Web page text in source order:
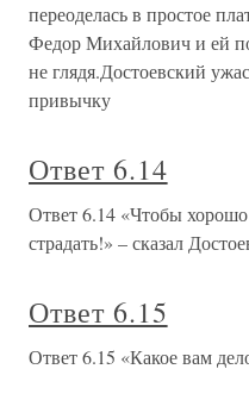
переоделась в простое
Федор Михайлович и ей
не глядя.Достоевский
привычку
Ответ 6.14
Ответ 6.14 «Чтобы хорошо
страдать!» – сказал
Ответ 6.15
Ответ 6.15 «Какое вам